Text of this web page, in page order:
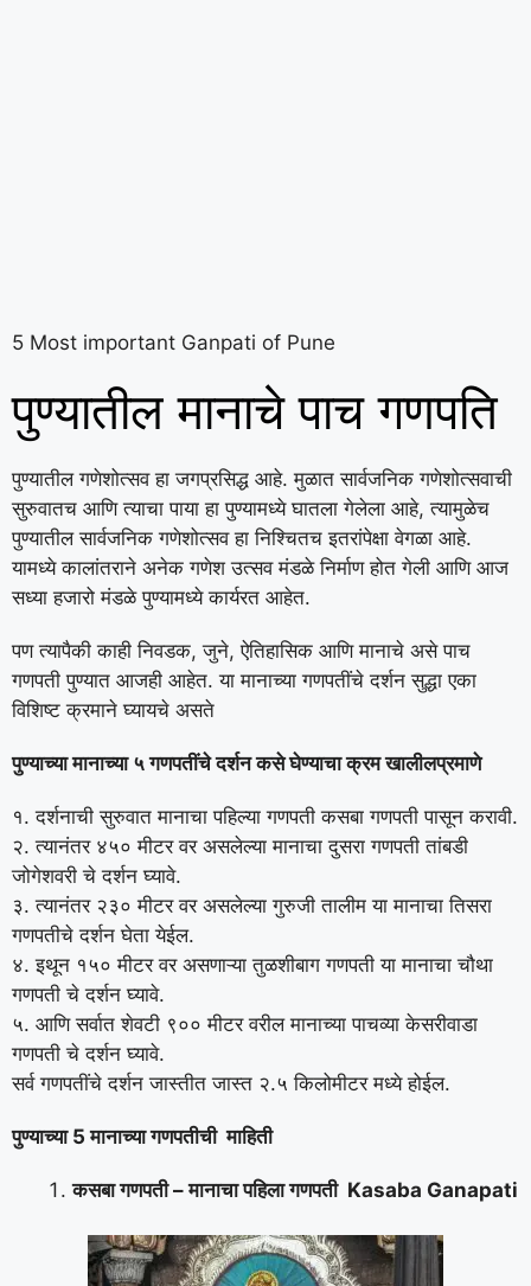
5 Most important Ganpati of Pune
पुण्यातील मानाचे पाच गणपति
पुण्यातील गणेशोत्सव हा जगप्रसिद्ध आहे. मुळात सार्वजनिक गणेशोत्सवाची
सुरुवातच आणि त्याचा पाया हा पुण्यामध्ये घातला गेलेला आहे, त्यामुळेच
पुण्यातील सार्वजनिक गणेशोत्सव हा निश्चितच इतरांपेक्षा वेगळा आहे.
यामध्ये कालांतराने अनेक गणेश उत्सव मंडळे निर्माण होत गेली आणि आज
सध्या हजारो मंडळे पुण्यामध्ये कार्यरत आहेत.
पण त्यापैकी काही निवडक, जुने, ऐतिहासिक आणि मानाचे असे पाच
गणपती पुण्यात आजही आहेत. या मानाच्या गणपतींचे दर्शन सुद्धा एका
विशिष्ट क्रमाने घ्यायचे असते
पुण्याच्यामानाच्या ५ गणपतींचे दर्शन कसेघेण्याचा क्रम खालीलप्रमाणे
१. दर्शनाची सुरुवात मानाचा पहिल्या गणपती कसबा गणपती पासून करावी.
२. त्यानंतर ४५० मीटर वर असलेल्या मानाचा दुसरा गणपती तांबडी
जोगेशवरी चे दर्शन घ्यावे.
३. त्यानंतर २३० मीटर वर असलेल्या गुरुजी तालीम या मानाचा तिसरा
गणपतीचे दर्शन घेता येईल.
४. इथून १५० मीटर वर असणाऱ्या तुळशीबाग गणपती या मानाचा चौथा
गणपती चे दर्शन घ्यावे.
५. आणि सर्वात शेवटी ९०० मीटर वरील मानाच्या पाचव्या केसरीवाडा
गणपती चे दर्शन घ्यावे.
सर्व गणपतींचे दर्शन जास्तीत जास्त २.५ किलोमीटर मध्ये होईल.
पुण्याच्या 5 मानाच्या गणपतीची माहिती
कसबा गणपती – मानाचा पहिला गणपती Kasaba Ganapati